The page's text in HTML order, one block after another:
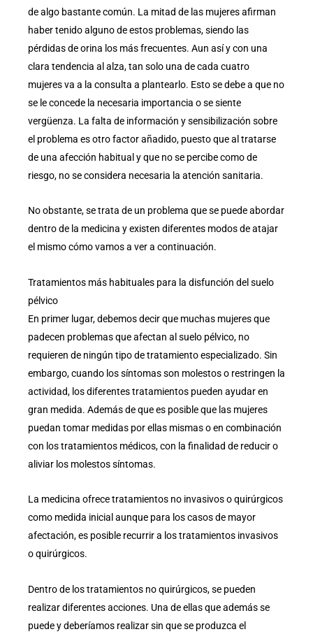
de algo bastante común. La mitad de las mujeres afirman
haber tenido alguno de estos problemas, siendo las
pérdidas de orina los más frecuentes. Aun así y con una
clara tendencia al alza, tan solo una de cada cuatro
mujeres va a la consulta a plantearlo. Esto se debe a que no
se le concede la necesaria importancia o se siente
vergüenza. La falta de información y sensibilización sobre
el problema es otro factor añadido, puesto que al tratarse
de una afección habitual y que no se percibe como de
riesgo, no se considera necesaria la atención sanitaria.
No obstante, se trata de un problema que se puede abordar
dentro de la medicina y existen diferentes modos de atajar
el mismo cómo vamos a ver a continuación.
Tratamientos más habituales para la disfunción del suelo
pélvico
En primer lugar, debemos decir que muchas mujeres que
padecen problemas que afectan al suelo pélvico, no
requieren de ningún tipo de tratamiento especializado. Sin
embargo, cuando los síntomas son molestos o restringen la
actividad, los diferentes tratamientos pueden ayudar en
gran medida. Además de que es posible que las mujeres
puedan tomar medidas por ellas mismas o en combinación
con los tratamientos médicos, con la finalidad de reducir o
aliviar los molestos síntomas.
La medicina ofrece tratamientos no invasivos o quirúrgicos
como medida inicial aunque para los casos de mayor
afectación, es posible recurrir a los tratamientos invasivos
o quirúrgicos.
Dentro de los tratamientos no quirúrgicos, se pueden
realizar diferentes acciones. Una de ellas que además se
puede y deberíamos realizar sin que se produzca el